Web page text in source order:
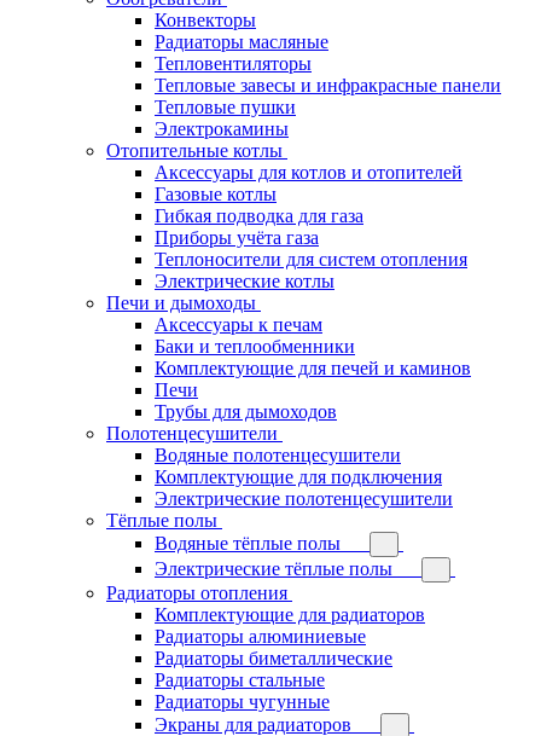
Конвекторы
Радиаторы масляные
Тепловентиляторы
Тепловые завесы и инфракрасные панели
Тепловые пушки
Электрокамины
Отопительные котлы
Аксессуары для котлов и отопителей
Газовые котлы
Гибкая подводка для газа
Приборы учёта газа
Теплоносители для систем отопления
Электрические котлы
Печи и дымоходы
Аксессуары к печам
Баки и теплообменники
Комплектующие для печей и каминов
Печи
Трубы для дымоходов
Полотенцесушители
Водяные полотенцесушители
Комплектующие для подключения
Электрические полотенцесушители
Тёплые полы
Водяные тёплые полы
Электрические тёплые полы
Радиаторы отопления
Комплектующие для радиаторов
Радиаторы алюминиевые
Радиаторы биметаллические
Радиаторы стальные
Радиаторы чугунные
Экраны для радиаторов